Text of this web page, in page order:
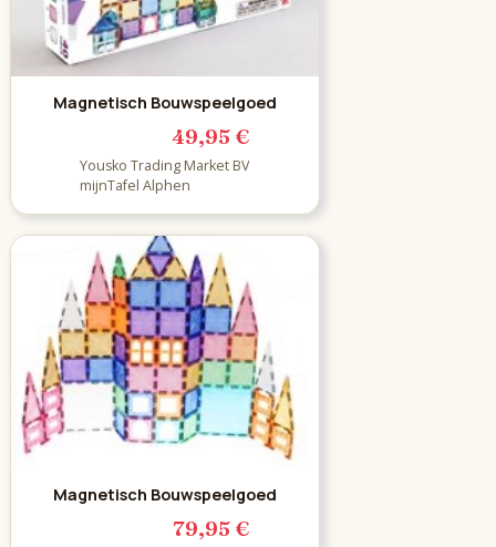
Magnetisch Bouwspeelgoed
49,95 €
Yousko Trading Market BV
mijnTafel Alphen
Magnetisch Bouwspeelgoed
79,95 €